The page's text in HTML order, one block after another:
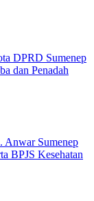
DPRD Sumenep
dan Penadah
Sumenep
BPJS Kesehatan